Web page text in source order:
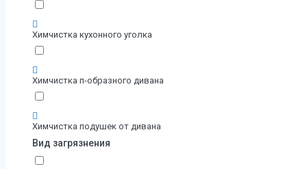
Химчистка кухонного уголка
Химчистка п-образного дивана
Химчистка подушек от дивана
Вид загрязнения